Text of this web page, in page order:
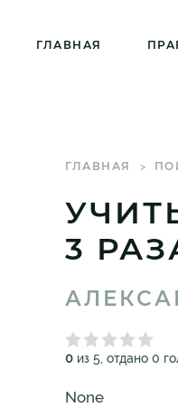
ГЛАВНАЯ
ГЛАВНАЯ
3
0 из 5, отдано 0
None